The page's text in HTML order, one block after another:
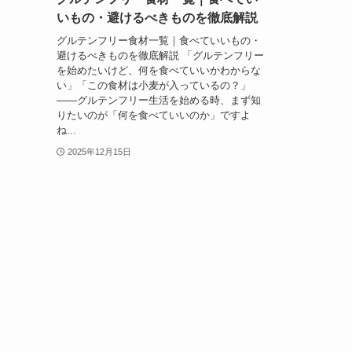
いもの・避けるべきものを徹底解説
グルテンフリー食材一覧｜食べていいもの・
避けるべきものを徹底解説 「グルテンフリー
を始めたいけど、何を食べていいかわからな
い」「この食材は小麦が入っているの？」
——グルテンフリー生活を始める時、まず知
りたいのが「何を食べていいのか」ですよ
ね...
2025年12月15日